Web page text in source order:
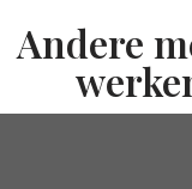
Andere